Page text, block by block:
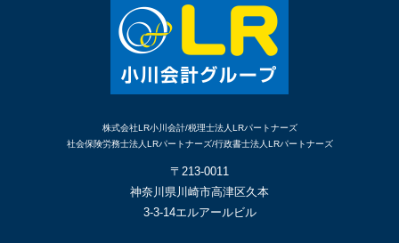
株式会社LR小川会計/税理士法人LRパートナーズ
社会保険労務士法人LRパートナーズ/行政書士法人LRパートナーズ
〒213-0011
神奈川県川崎市高津区久本
3-3-14エルアールビル